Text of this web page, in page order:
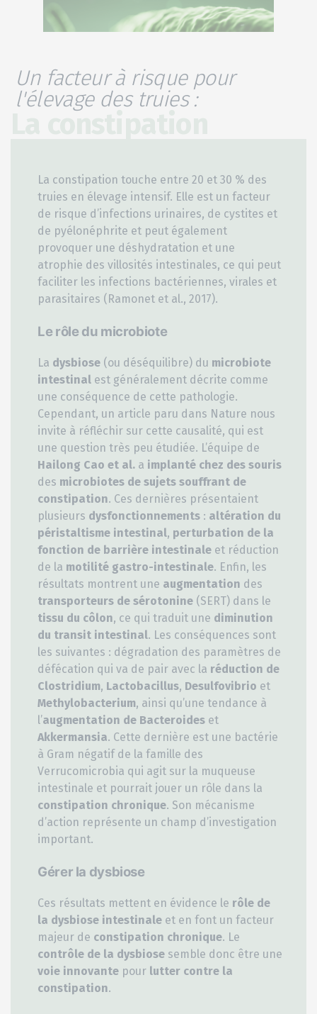
Un facteur à risque pour
l'élevage des truies :
La constipation touche entre 20 et 30 % des
truies en élevage intensif. Elle est un facteur
de risque d’infections urinaires, de cystites et
de pyélonéphrite et peut également
provoquer une déshydratation et une
atrophie des villosités intestinales, ce qui peut
faciliter les infections bactériennes, virales et
parasitaires (Ramonet et al., 2017).
Le rôle du microbiote
La dysbiose (ou déséquilibre) du microbiote
intestinal est généralement décrite comme
une conséquence de cette pathologie.
Cependant, un article paru dans Nature nous
invite à réfléchir sur cette causalité, qui est
une question très peu étudiée. L’équipe de
Hailong Cao et al. a implanté chez des souris
des microbiotes de sujets souffrant de
constipation. Ces dernières présentaient
plusieurs dysfonctionnements : altération du
péristaltisme intestinal, perturbation de la
fonction de barrière intestinale et réduction
de la motilité gastro-intestinale. Enfin, les
résultats montrent une augmentation des
transporteurs de sérotonine (SERT) dans le
tissu du côlon, ce qui traduit une diminution
du transit intestinal. Les conséquences sont
les suivantes : dégradation des paramètres de
défécation qui va de pair avec la réduction de
Clostridium, Lactobacillus, Desulfovibrio et
Methylobacterium, ainsi qu’une tendance à
l’augmentation de Bacteroides et
Akkermansia. Cette dernière est une bactérie
à Gram négatif de la famille des
Verrucomicrobia qui agit sur la muqueuse
intestinale et pourrait jouer un rôle dans la
constipation chronique. Son mécanisme
d’action représente un champ d’investigation
important.
Gérer la dysbiose
Ces résultats mettent en évidence le rôle de
la dysbiose intestinale et en font un facteur
majeur de constipation chronique. Le
contrôle de la dysbiose semble donc être une
voie innovante pour lutter contre la
constipation.